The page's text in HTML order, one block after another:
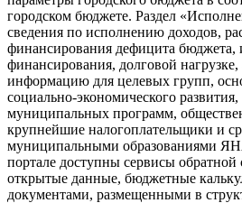
городском бюджете. Раздел
сведения по исполнению доходов,
финансирования дефицита бюджета,
финансирования, долговой
информацию для целевых групп,
социально-экономического
муниципальных программ,
крупнейшие налогоплательщики и
муниципальными образованиями
портале доступны сервисы
открытые данные, бюджетные
документами, размещенными в